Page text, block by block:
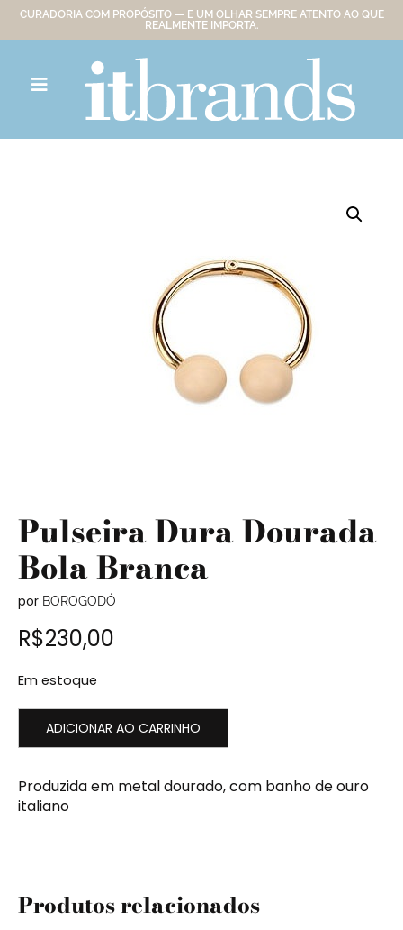
CURADORIA COM PROPÓSITO — E UM OLHAR SEMPRE ATENTO AO QUE
REALMENTE IMPORTA.
Pulseira Dura Dourada
Bola Branca
por BOROGODÓ
R$230,00
Em estoque
ADICIONAR AO CARRINHO
Produzida em metal dourado, com banho de ouro
italiano
Produtos relacionados